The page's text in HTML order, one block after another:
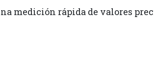
medición rápida de valores